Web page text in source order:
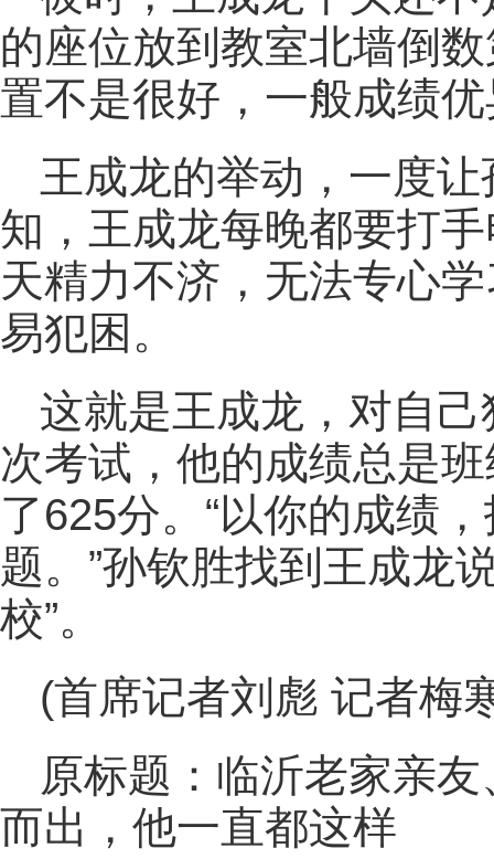
的座位放到教室北墙倒
置不是很好，一般成绩
王成龙的举动，一度
知，王成龙每晚都要打
天精力不济，无法专心
易犯困。
这就是王成龙，对自
次考试 ，他的成绩总是
了625分。“以你的成绩
题。”孙钦胜找到王成龙
校”。
(首席记者刘彪 记者梅
原标题：临沂老家亲
而出，他一直都这样